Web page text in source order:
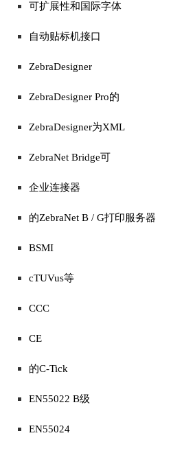
可扩展性和国际字体
自动贴标机接口
ZebraDesigner
ZebraDesigner Pro的
ZebraDesigner为XML
ZebraNet Bridge可
企业连接器
的ZebraNet B / G打印服务器
BSMI
cTUVus等
CCC
CE
的C-Tick
EN55022 B级
EN55024